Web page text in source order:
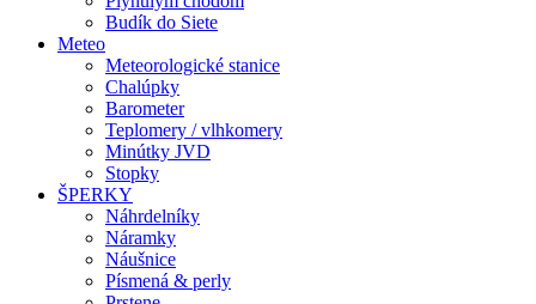
Budík do Siete
Meteo
Meteorologické stanice
Chalúpky
Barometer
Teplomery / vlhkomery
Minútky JVD
Stopky
ŠPERKY
Náhrdelníky
Náramky
Náušnice
Písmená & perly